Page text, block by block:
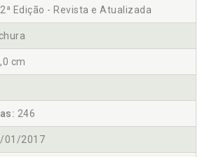
2ª Edição - Revista e Atualizada
cm
246
01/2017